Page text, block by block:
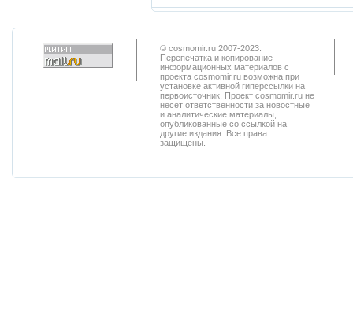
© cosmomir.ru 2007-2023.
Перепечатка и копирование
информационных материалов с
проекта cosmomir.ru возможна при
установке активной гиперссылки на
первоисточник. Проект cosmomir.ru не
несет ответственности за новостные
и аналитические материалы,
опубликованные со ссылкой на
другие издания. Все права
защищены.